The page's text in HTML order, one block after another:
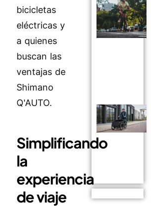
bicicletas
eléctricas y
a quienes
buscan las
ventajas de
Shimano
Q'AUTO.
Simplificando
la
experiencia
de viaje